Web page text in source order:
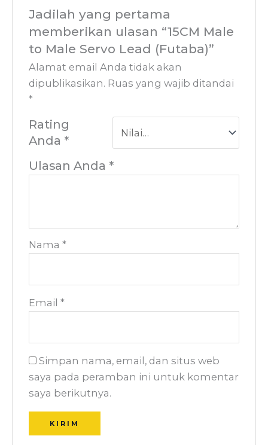
Jadilah yang pertama
memberikan ulasan “15CM Male
to Male Servo Lead (Futaba)”
Alamat email Anda tidak akan
dipublikasikan. Ruas yang wajib ditandai
*
Rating
Anda *
Ulasan Anda *
Nama*
Email*
Simpan nama, email, dan situs web
saya pada peramban ini untuk komentar
saya berikutnya.